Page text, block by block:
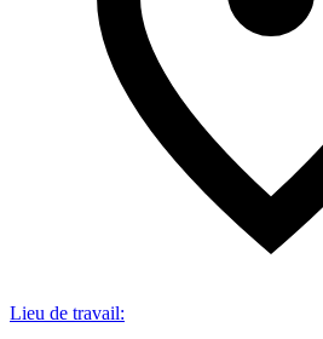
Lieu de travail: